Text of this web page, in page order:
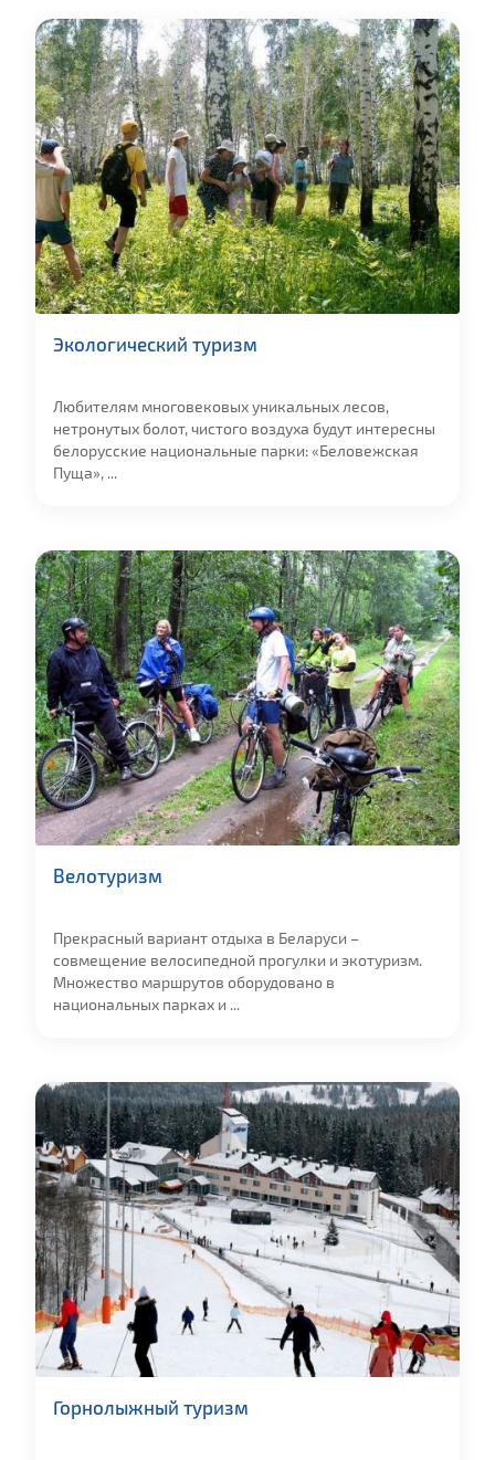
Экологический туризм
Любителям многовековых уникальных лесов,
нетронутых болот, чистого воздуха будут интересны
белорусские национальные парки: «Беловежская
Пуща», ...
Велотуризм
Прекрасный вариант отдыха в Беларуси –
совмещение велосипедной прогулки и экотуризм.
Множество маршрутов оборудовано в
национальных парках и ...
Горнолыжный туризм